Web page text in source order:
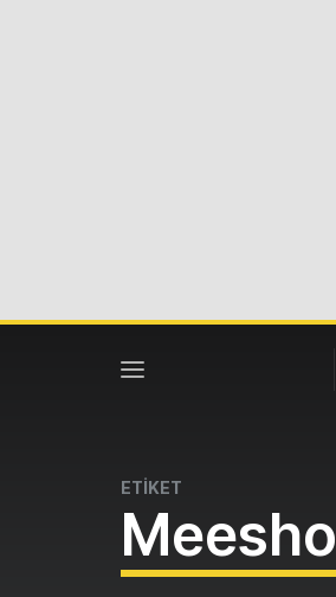
ETİKET
Meesho